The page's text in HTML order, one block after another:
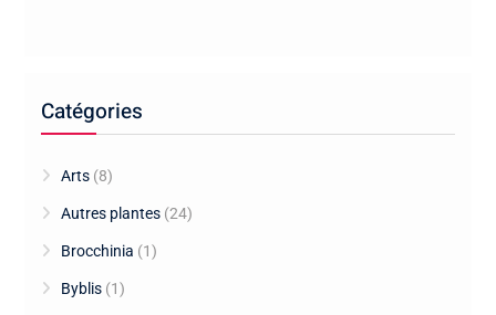
Catégories
Arts (8)
Autres plantes (24)
Brocchinia (1)
Byblis (1)